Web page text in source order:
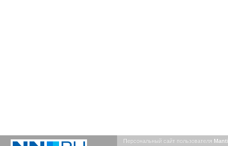
Персональный сайт пользователя